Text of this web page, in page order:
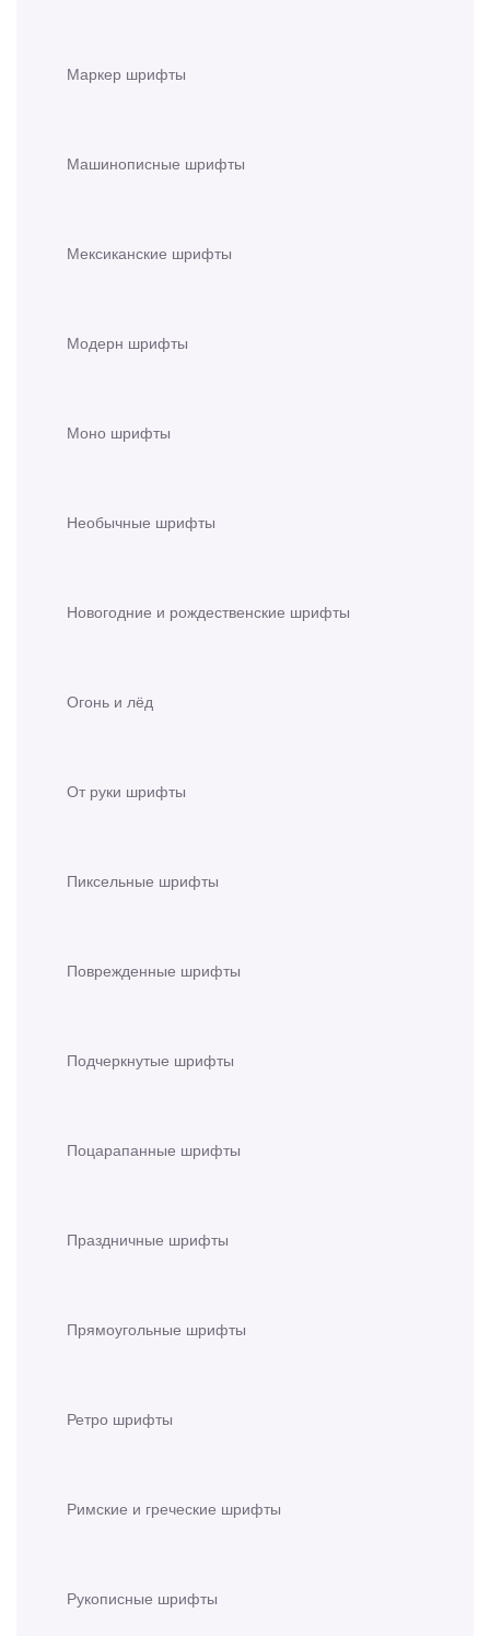
Маркер шрифты
Машинописные шрифты
Мексиканские шрифты
Модерн шрифты
Моно шрифты
Необычные шрифты
Новогодние и рождественские шрифты
Огонь и лёд
От руки шрифты
Пиксельные шрифты
Поврежденные шрифты
Подчеркнутые шрифты
Поцарапанные шрифты
Праздничные шрифты
Прямоугольные шрифты
Ретро шрифты
Римские и греческие шрифты
Рукописные шрифты